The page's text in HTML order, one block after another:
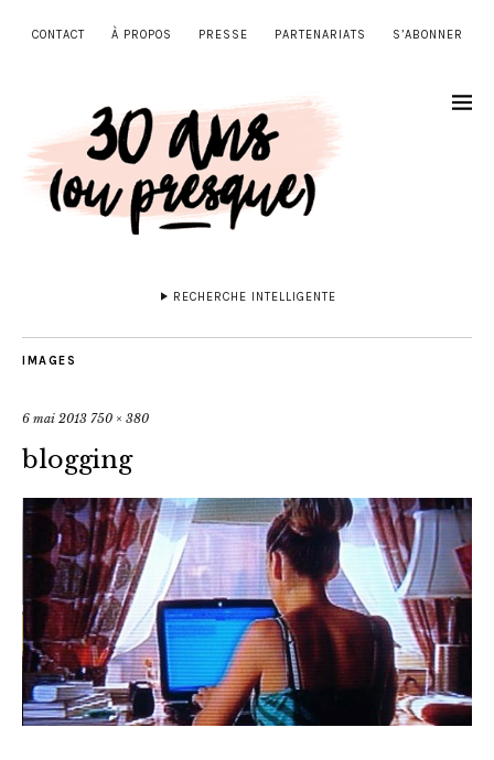
CONTACT À PROPOS PRESSE PARTENARIATS S’ABONNER
RECHERCHE INTELLIGENTE
IMAGES
6 mai 2013 750 × 380
blogging